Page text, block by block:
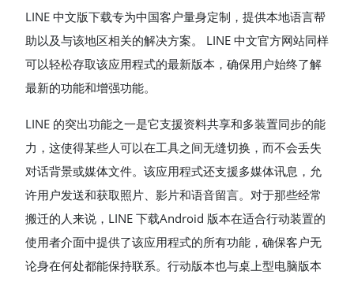
LINE 中文版下载专为中国客户量身定制，提供本地语言帮
助以及与该地区相关的解决方案。 LINE 中文官方网站同样
可以轻松存取该应用程式的最新版本，确保用户始终了解
最新的功能和增强功能。
LINE 的突出功能之一是它支援资料共享和多装置同步的能
力，这使得某些人可以在工具之间无缝切换，而不会丢失
对话背景或媒体文件。该应用程式还支援多媒体讯息，允
许用户发送和获取照片、影片和语音留言。对于那些经常
搬迁的人来说，LINE 下载Android 版本在适合行动装置的
使用者介面中提供了该应用程式的所有功能，确保客户无
论身在何处都能保持联系。行动版本也与桌上型电脑版本